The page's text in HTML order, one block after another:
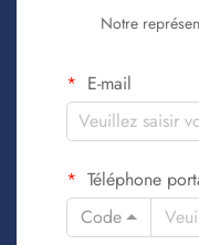
Notre
E-mail
Téléphone
Code